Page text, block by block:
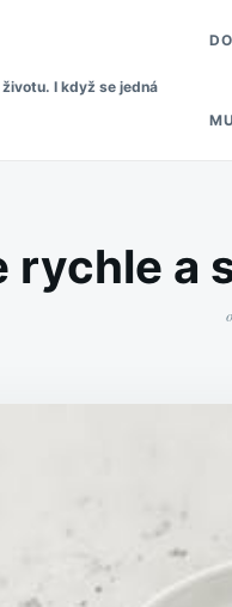
I když se jedná
rychle a